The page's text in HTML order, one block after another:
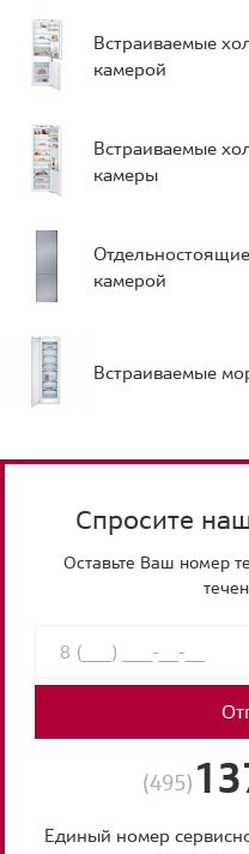
Встраиваемые
камерой
Встраиваемые
камеры
камерой
Встраиваемые
Спросите
Оставьте Ваш номер
(495)
Единый номер